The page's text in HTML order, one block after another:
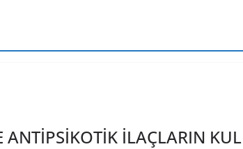
ANTİPSİKOTİK İLAÇLARIN